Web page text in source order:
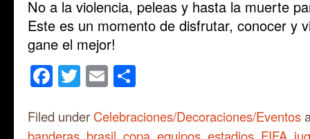
No a la violencia, peleas y hasta la muerte
Este es un momento de disfrutar, conocer y
gane el mejor!
Facebook
Twitter
Email
Filed under Celebraciones/Decoraciones/Eventos
banderas, brasil, copa, equipos, estadios, FIFA,